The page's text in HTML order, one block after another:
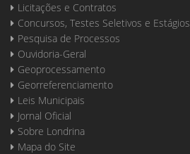
Licitações e Contratos
Concursos, Testes Seletivos e Estágios
Pesquisa de Processos
Ouvidoria-Geral
Geoprocessamento
Georreferenciamento
Leis Municipais
Jornal Oficial
Sobre Londrina
Mapa do Site